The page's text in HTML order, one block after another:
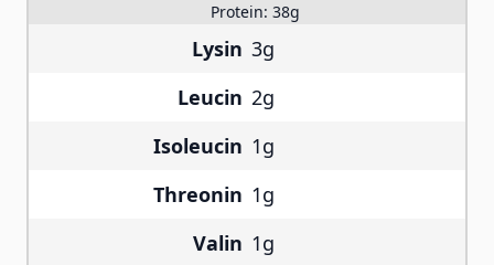
Protein: 38g
Lysin 3g
Leucin 2g
Isoleucin 1g
Threonin 1g
Valin 1g